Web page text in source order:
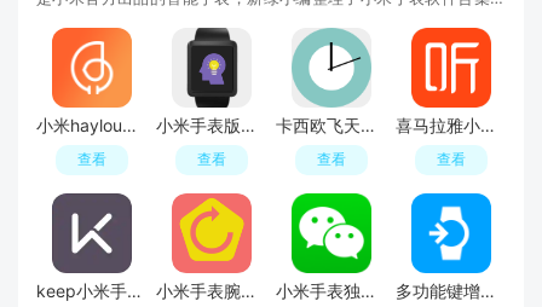
盘、小米手表腕上小纸条等，想找小米手表软件的小伙伴们一定不
要错过啦，赶快收藏本页吧！
小米haylou智能手表app客户端
查看
小米手表版碎片记忆app
查看
卡西欧飞天表盘手表版apk
查看
喜马拉雅小米手表版
查看
keep小米手表版app提取版 小米手表腕上启动器APP 小米手表独立微信安装包apk 多功能键增强小米手表提取版apk(手表按键增强软件)